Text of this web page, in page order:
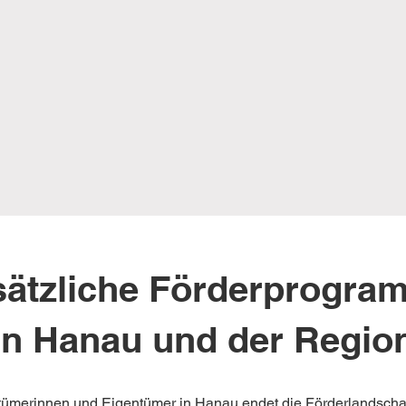
Hanau und der